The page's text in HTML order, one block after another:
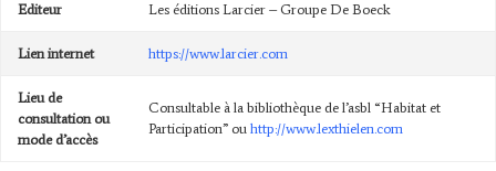
Editeur Les éditions Larcier – Groupe De Boeck
Lien internet https://www.larcier.com
Lieu de
consultation ou
mode d’accès
Consultable à la bibliothèque de l’asbl “Habitat et
Participation” ou http://www.lexthielen.com